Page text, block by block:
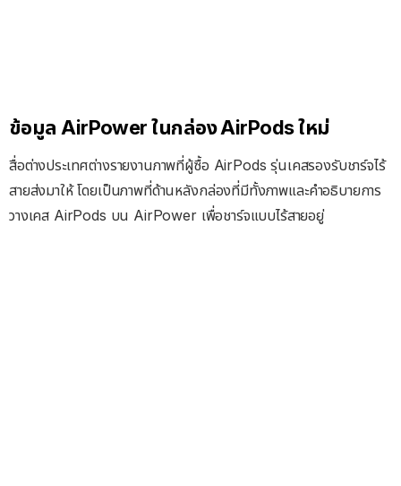
ข้อมูล AirPower ในกล่อง AirPods ใหม่
สื่อต่างประเทศต่างรายงานภาพที่ผู้ซื้อ AirPods รุ่นเคสรองรับชาร์จไร้
สายส่งมาให้ โดยเป็นภาพที่ด้านหลังกล่องที่มีทั้งภาพและคำอธิบายการ
วางเคส AirPods บน AirPower เพื่อชาร์จแบบไร้สายอยู่